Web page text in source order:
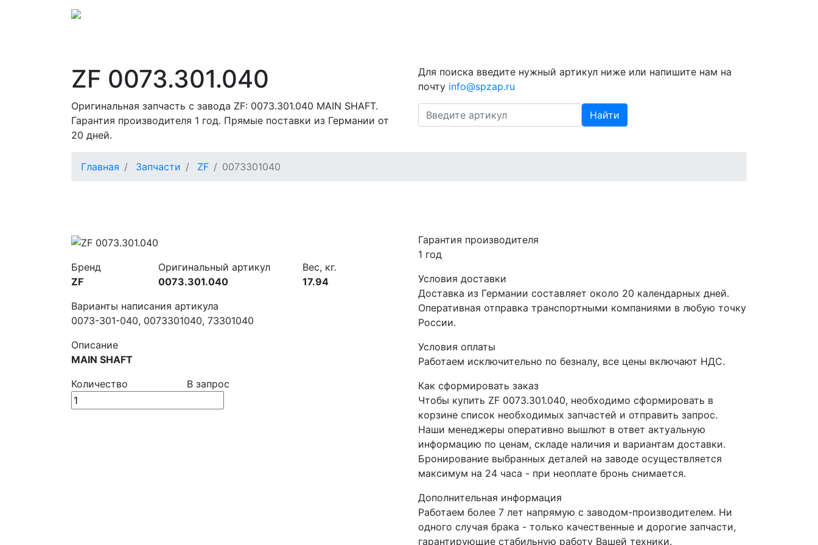
ZF 0073.301.040
Оригинальная запчасть с завода ZF: 0073.301.040 MAIN SHAFT.
Гарантия производителя 1 год. Прямые поставки из Германии от
20 дней.
Для поиска введите нужный артикул ниже или напишите нам на
почту info@spzap.ru
Найти
Главная Запчасти ZF 0073301040
Бренд
ZF
Оригинальный артикул
0073.301.040
Вес, кг.
17.94
Варианты написания артикула
0073-301-040, 0073301040, 73301040
Описание
MAIN SHAFT
Количество
В запрос
Гарантия производителя
1 год
Условия доставки
Доставка из Германии составляет около 20 календарных дней.
Оперативная отправка транспортными компаниями в любую точку
России.
Условия оплаты
Работаем исключительно по безналу, все цены включают НДС.
Как сформировать заказ
Чтобы купить ZF 0073.301.040, необходимо сформировать в
корзине список необходимых запчастей и отправить запрос.
Наши менеджеры оперативно вышлют в ответ актуальную
информацию по ценам, складе наличия и вариантам доставки.
Бронирование выбранных деталей на заводе осуществляется
максимум на 24 часа - при неоплате бронь снимается.
Дополнительная информация
Работаем более 7 лет напрямую с заводом-производителем. Ни
одного случая брака - только качественные и дорогие запчасти,
гарантирующие стабильную работу Вашей техники.